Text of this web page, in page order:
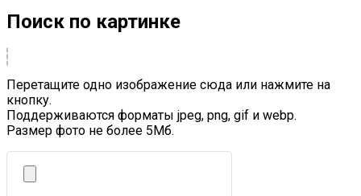
Поиск по картинке
Перетащите одно изображение сюда или нажмите на
кнопку.
Поддерживаются форматы jpeg, png, gif и webp.
Размер фото не более 5Mб.